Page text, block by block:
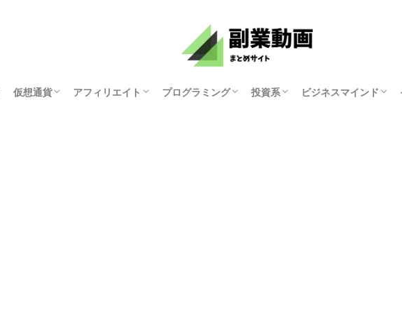
仮想通貨 アフィリエイト プログラミング 投資系 ビジネスマインド